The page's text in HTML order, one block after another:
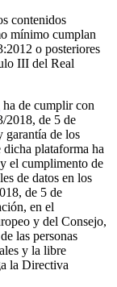
contenidos
mínimo cumplan
o posteriores
III del Real
ha de cumplir con
2018, de 5 de
garantía de los
plataforma ha
el cumplimento de
de datos en los
de 5 de
en el
y del Consejo,
las personas
y la libre
la Directiva